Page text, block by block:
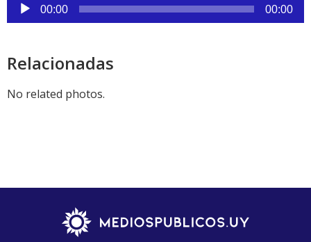
audio
00:00 00:00
Relacionadas
No related photos.